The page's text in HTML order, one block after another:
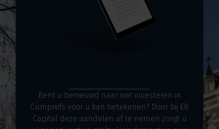
Bent u benieuwd naar wat investeren in
Cumprefs voor u kan betekenen? Door bij ER
Capital deze aandelen af te nemen zorgt u